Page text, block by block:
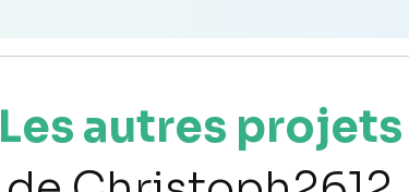
Les autres projets